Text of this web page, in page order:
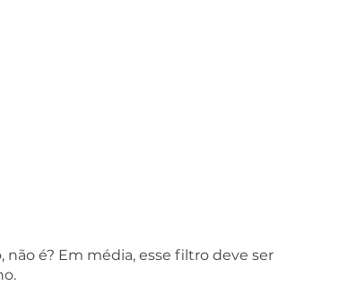
é? Em média, esse filtro deve ser